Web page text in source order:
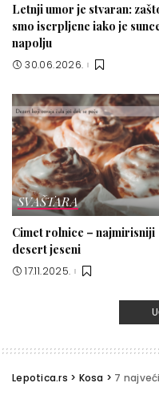
Letnji umor je stvaran:
smo iscrpljene iako je
napolju
30.06.2026.
SVAŠTARA
Cimet rolnice – najmirisniji
desert jeseni
17.11.2025.
Lepotica.rs > Kosa > 7 najvećih